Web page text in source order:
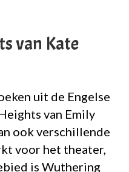
van Kate
uit de Engelse
van Emily
ook verschillende
voor het theater,
is Wuthering